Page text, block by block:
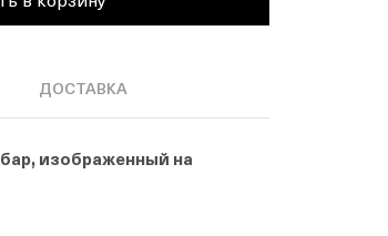
ДОСТАВКА
изображенный на